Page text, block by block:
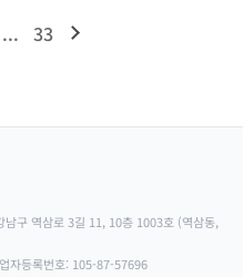
... 33
남구 역삼로 3길 11, 10층 1003호 (역삼동,
자등록번호: 105-87-57696